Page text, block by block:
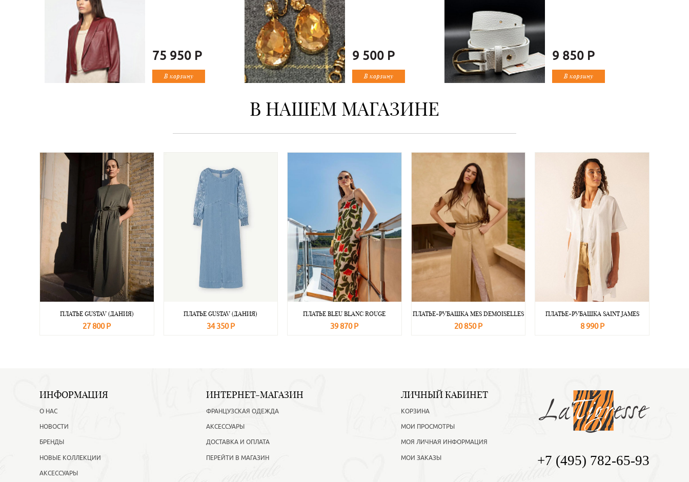
75 950 Р
В корзину
9 500 Р
В корзину
9 850 Р
В корзину
В НАШЕМ МАГАЗИНЕ
ПЛАТЬЕ GUSTAV (ДАНИЯ)
27 800 Р
ПЛАТЬЕ GUSTAV (ДАНИЯ)
34 350 Р
ПЛАТЬЕ BLEU BLANC ROUGE
39 870 Р
ПЛАТЬЕ-РУБАШКА MES DEMOISELLES
20 850 Р
ПЛАТЬЕ-РУБАШКА SAINT JAMES
8 990 Р
ИНФОРМАЦИЯ
О НАС
НОВОСТИ
БРЕНДЫ
НОВЫЕ КОЛЛЕКЦИИ
АКСЕССУАРЫ
ИНТЕРНЕТ-МАГАЗИН
ФРАНЦУЗСКАЯ ОДЕЖДА
АКСЕССУАРЫ
ДОСТАВКА И ОПЛАТА
ПЕРЕЙТИ В МАГАЗИН
ЛИЧНЫЙ КАБИНЕТ
КОРЗИНА
МОИ ПРОСМОТРЫ
МОЯ ЛИЧНАЯ ИНФОРМАЦИЯ
МОИ ЗАКАЗЫ
+7 (495) 782-65-93